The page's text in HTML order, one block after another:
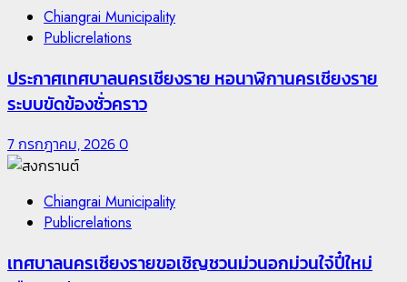
Chiangrai Municipality
Publicrelations
ประกาศเทศบาลนครเชียงราย หอนาฬิกานครเชียงราย
ระบบขัดข้องชั่วคราว
7 กรกฎาคม, 20260
Chiangrai Municipality
Publicrelations
เทศบาลนครเชียงรายขอเชิญชวนม่วนอกม่วนใจ๋ปี๋ใหม่